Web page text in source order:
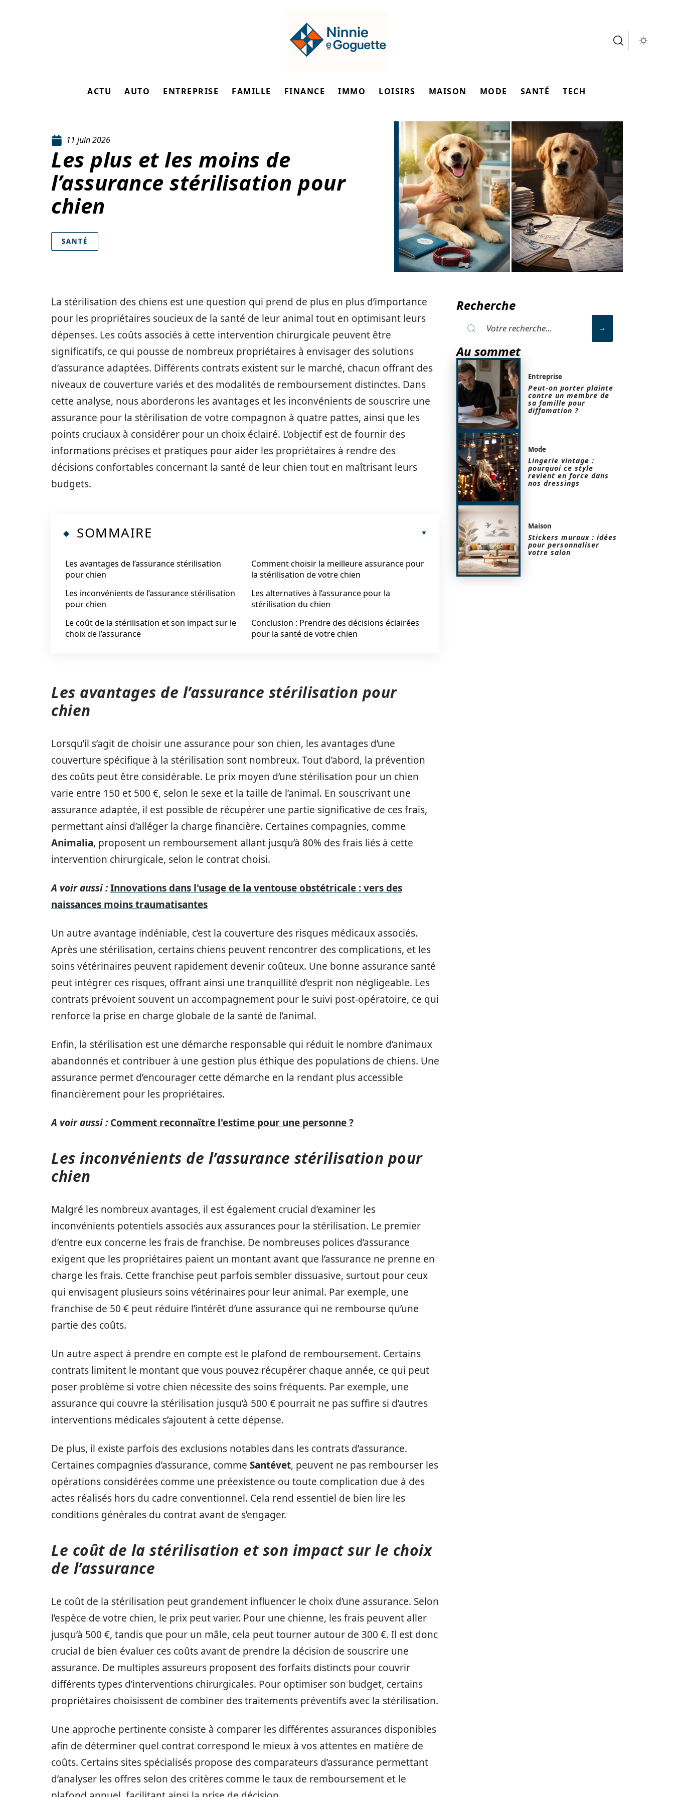
ACTU AUTO ENTREPRISE FAMILLE FINANCE IMMO LOISIRS MAISON MODE SANTÉ TECH
11 juin 2026
Les plus et les moins de
l’assurance stérilisation pour
chien
SANTÉ
La stérilisation des chiens est une question qui prend de plus en plus d’importance
pour les propriétaires soucieux de la santé de leur animal tout en optimisant leurs
dépenses. Les coûts associés à cette intervention chirurgicale peuvent être
significatifs, ce qui pousse de nombreux propriétaires à envisager des solutions
d’assurance adaptées. Différents contrats existent sur le marché, chacun offrant des
niveaux de couverture variés et des modalités de remboursement distinctes. Dans
cette analyse, nous aborderons les avantages et les inconvénients de souscrire une
assurance pour la stérilisation de votre compagnon à quatre pattes, ainsi que les
points cruciaux à considérer pour un choix éclairé. L’objectif est de fournir des
informations précises et pratiques pour aider les propriétaires à rendre des
décisions confortables concernant la santé de leur chien tout en maîtrisant leurs
budgets.
SOMMAIRE
Les avantages de l’assurance stérilisation
pour chien
Les inconvénients de l’assurance stérilisation
pour chien
Le coût de la stérilisation et son impact sur le
choix de l’assurance
Comment choisir la meilleure assurance pour
la stérilisation de votre chien
Les alternatives à l’assurance pour la
stérilisation du chien
Conclusion : Prendre des décisions éclairées
pour la santé de votre chien
Les avantages de l’assurance stérilisation pour
chien
Lorsqu’il s’agit de choisir une assurance pour son chien, les avantages d’une
couverture spécifique à la stérilisation sont nombreux. Tout d’abord, la prévention
des coûts peut être considérable. Le prix moyen d’une stérilisation pour un chien
varie entre 150 et 500 €, selon le sexe et la taille de l’animal. En souscrivant une
assurance adaptée, il est possible de récupérer une partie significative de ces frais,
permettant ainsi d’alléger la charge financière. Certaines compagnies, comme
Animalia, proposent un remboursement allant jusqu’à 80% des frais liés à cette
intervention chirurgicale, selon le contrat choisi.
A voir aussi :Innovations dans l'usage de la ventouse obstétricale : vers des
naissances moins traumatisantes
Un autre avantage indéniable, c’est la couverture des risques médicaux associés.
Après une stérilisation, certains chiens peuvent rencontrer des complications, et les
soins vétérinaires peuvent rapidement devenir coûteux. Une bonne assurance santé
peut intégrer ces risques, offrant ainsi une tranquillité d’esprit non négligeable. Les
contrats prévoient souvent un accompagnement pour le suivi post-opératoire, ce qui
renforce la prise en charge globale de la santé de l’animal.
Enfin, la stérilisation est une démarche responsable qui réduit le nombre d’animaux
abandonnés et contribuer à une gestion plus éthique des populations de chiens. Une
assurance permet d’encourager cette démarche en la rendant plus accessible
financièrement pour les propriétaires.
A voir aussi : Comment reconnaître l'estime pour une personne ?
Les inconvénients de l’assurance stérilisation pour
chien
Malgré les nombreux avantages, il est également crucial d’examiner les
inconvénients potentiels associés aux assurances pour la stérilisation. Le premier
d’entre eux concerne les frais de franchise. De nombreuses polices d’assurance
exigent que les propriétaires paient un montant avant que l’assurance ne prenne en
charge les frais. Cette franchise peut parfois sembler dissuasive, surtout pour ceux
qui envisagent plusieurs soins vétérinaires pour leur animal. Par exemple, une
franchise de 50 € peut réduire l’intérêt d’une assurance qui ne rembourse qu’une
partie des coûts.
Un autre aspect à prendre en compte est le plafond de remboursement. Certains
contrats limitent le montant que vous pouvez récupérer chaque année, ce qui peut
poser problème si votre chien nécessite des soins fréquents. Par exemple, une
assurance qui couvre la stérilisation jusqu’à 500 € pourrait ne pas suffire si d’autres
interventions médicales s’ajoutent à cette dépense.
De plus, il existe parfois des exclusions notables dans les contrats d’assurance.
Certaines compagnies d’assurance, comme Santévet, peuvent ne pas rembourser les
opérations considérées comme une préexistence ou toute complication due à des
actes réalisés hors du cadre conventionnel. Cela rend essentiel de bien lire les
conditions générales du contrat avant de s’engager.
Le coût de la stérilisation et son impact sur le choix
de l’assurance
Le coût de la stérilisation peut grandement influencer le choix d’une assurance. Selon
l’espèce de votre chien, le prix peut varier. Pour une chienne, les frais peuvent aller
jusqu’à 500 €, tandis que pour un mâle, cela peut tourner autour de 300 €. Il est donc
crucial de bien évaluer ces coûts avant de prendre la décision de souscrire une
assurance. De multiples assureurs proposent des forfaits distincts pour couvrir
différents types d’interventions chirurgicales. Pour optimiser son budget, certains
propriétaires choisissent de combiner des traitements préventifs avec la stérilisation.
Une approche pertinente consiste à comparer les différentes assurances disponibles
afin de déterminer quel contrat correspond le mieux à vos attentes en matière de
coûts. Certains sites spécialisés propose des comparateurs d’assurance permettant
d’analyser les offres selon des critères comme le taux de remboursement et le
Recherche
Au sommet
Entreprise
Peut-on porter plainte
contre un membre de
sa famille pour
diffamation ?
Mode
Lingerie vintage :
pourquoi ce style
revient en force dans
nos dressings
Maison
Stickers muraux : idées
pour personnaliser
votre salon